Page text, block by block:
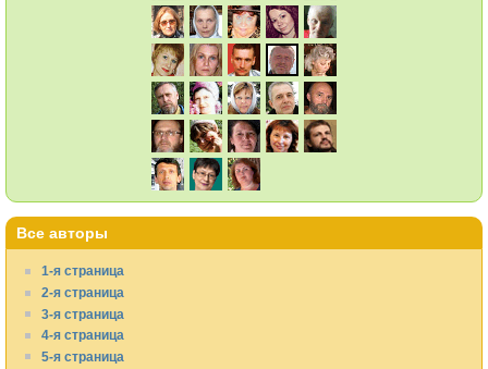
Все авторы
1-я страница
2-я страница
3-я страница
4-я страница
5-я страница